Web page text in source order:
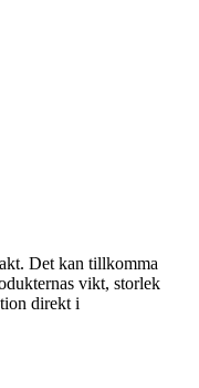
Det kan tillkomma
vikt, storlek
direkt i